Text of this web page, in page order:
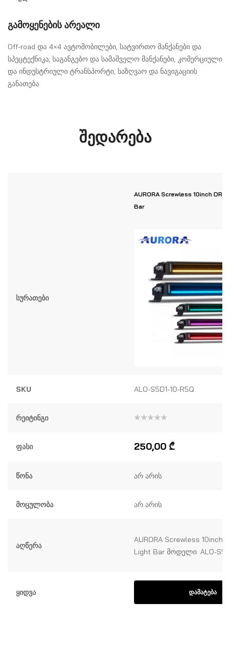
გამოყენების არეალი
Off-road და 4×4 ავტომობილები, სატვირთო მანქანები და
სპეცტექნიკა, საგანგებო და სამაშველო მანქანები, კომერციული
და ინდუსტრიული ტრანსპორტი, საზღვაო და ნავიგაციის
განათება
შედარება
AURORA Screwless 10inch DRL
Bar
Სურათები
SKU ALO-S5D1-10-R5Q
Რეიტინგი
დან
Ფასი 250,00 ₾
Წონა არ არის
Მოცულობა არ არის
Აღწერა
AURORA Screwless 10inch
Light Bar მოდელი: ALO-
Ყიდვა ᲓᲐᲛᲐᲢᲔᲑᲐ